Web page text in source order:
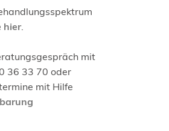
hier.
mit
36 33 70 oder
mit Hilfe